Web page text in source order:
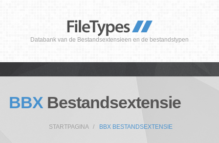
Databank van de Bestandsextensieen en de bestandstypen
BBX Bestandsextensie
STARTPAGINA BBX BESTANDSEXTENSIE